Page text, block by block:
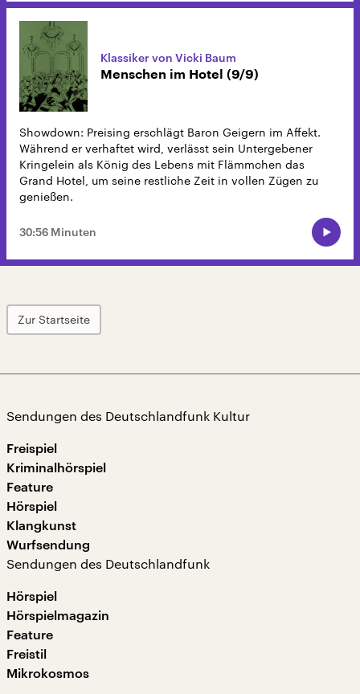
Klassiker von Vicki Baum
Menschen im Hotel (9/9)
Showdown: Preising erschlägt Baron Geigern im Affekt.
Während er verhaftet wird, verlässt sein Untergebener
Kringelein als König des Lebens mit Flämmchen das
Grand Hotel, um seine restliche Zeit in vollen Zügen zu
genießen.
30:56 Minuten
Zur Startseite
Sendungen des Deutschlandfunk Kultur
Freispiel
Kriminalhörspiel
Feature
Hörspiel
Klangkunst
Wurfsendung
Sendungen des Deutschlandfunk
Hörspiel
Hörspielmagazin
Feature
Freistil
Mikrokosmos